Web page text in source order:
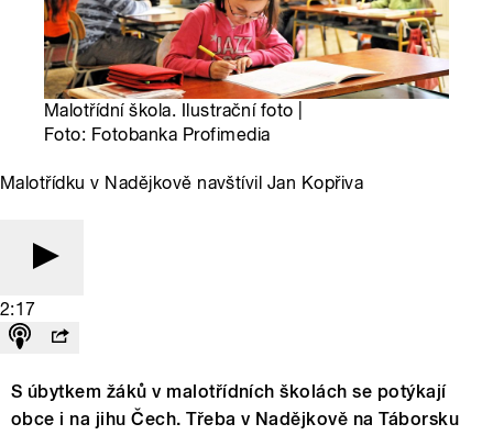
Malotřídní škola. Ilustrační foto |
Foto: Fotobanka Profimedia
Malotřídku v Nadějkově navštívil Jan Kopřiva
2:17
S úbytkem žáků v malotřídních školách se potýkají
obce i na jihu Čech. Třeba v Nadějkově na Táborsku